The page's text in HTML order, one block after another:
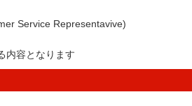
Service Representavive)
内容となります